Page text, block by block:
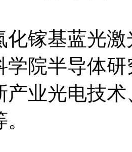
基蓝光激
学院半导体
产业光电技